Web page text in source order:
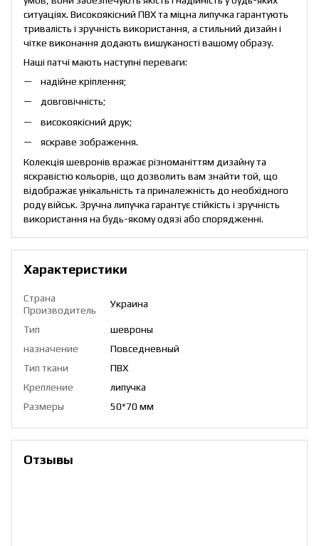
ситуаціях. Високоякісний ПВХ та міцна липучка гарантують
тривалість і зручність використання, а стильний дизайн і
чітке виконання додають вишуканості вашому образу.
Наші патчі мають наступні переваги:
надійне кріплення;
довговічність;
високоякісний друк;
яскраве зображення.
Колекція шевронів вражає різноманіттям дизайну та
яскравістю кольорів, що дозволить вам знайти той, що
відображає унікальність та приналежність до необхідного
роду військ. Зручна липучка гарантує стійкість і зручність
використання на будь-якому одязі або спорядженні.
Характеристики
Страна
Производитель
Украина
Тип
шевроны
назначение
Повседневный
Тип ткани
ПВХ
Крепление
липучка
Размеры
50*70 мм
Отзывы